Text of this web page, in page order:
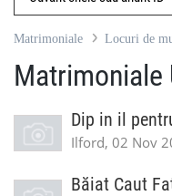
Matrimoniale Locuri de
Matrimoniale
Dip in il
Ilford, 02 Nov
Băiat Caut